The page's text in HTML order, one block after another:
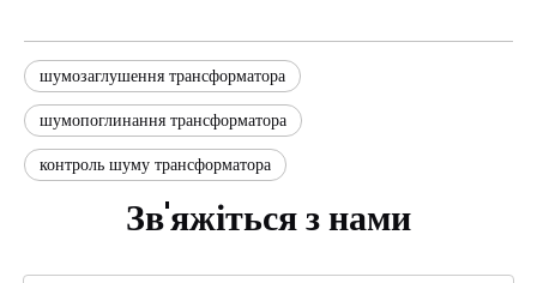
шумозаглушення трансформатора
шумопоглинання трансформатора
контроль шуму трансформатора
Зв'яжіться з нами